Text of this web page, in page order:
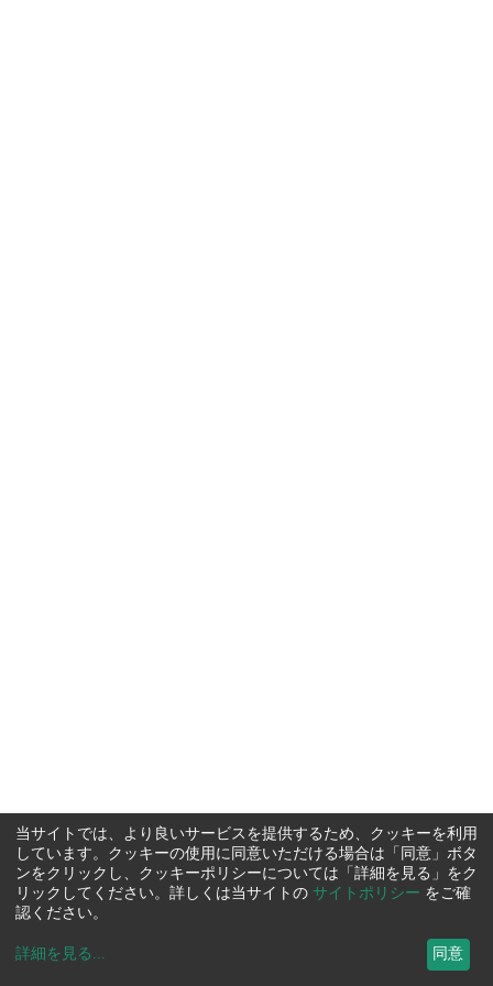
当サイトでは、より良いサービスを提供するため、クッキーを利用
しています。クッキーの使用に同意いただける場合は「同意」ボタ
ンをクリックし、クッキーポリシーについては「詳細を見る」をク
リックしてください。詳しくは当サイトの サイトポリシー をご確
認ください。
詳細を見る ... 同意